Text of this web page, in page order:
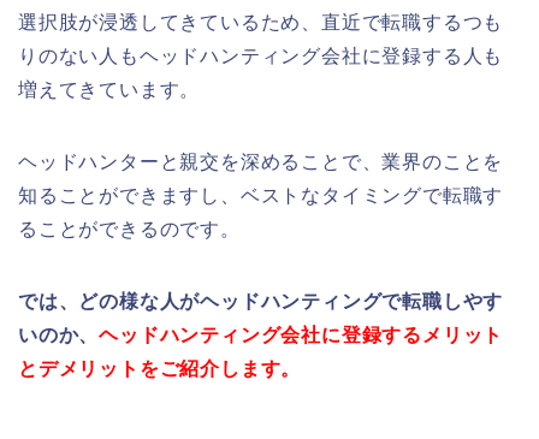
選択肢が浸透してきているため、直近で転職するつも
りのない人もヘッドハンティング会社に登録する人も
増えてきています。
ヘッドハンターと親交を深めることで、業界のことを
知ることができますし、ベストなタイミングで転職す
ることができるのです。
では、どの様な人がヘッドハンティングで転職しやす
いのか、ヘッドハンティング会社に登録するメリット
とデメリットをご紹介します。